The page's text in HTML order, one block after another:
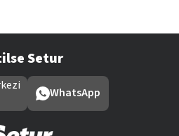
Setur
WhatsApp